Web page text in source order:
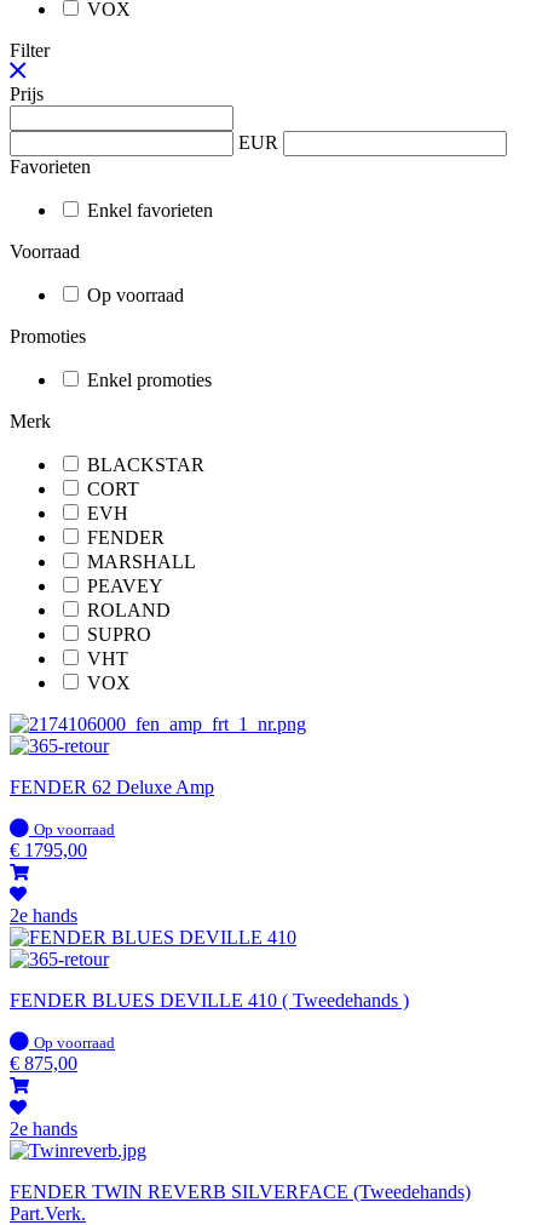
VOX
Filter
Prijs
EUR
Favorieten
Enkel favorieten
Voorraad
Op voorraad
Promoties
Enkel promoties
Merk
BLACKSTAR
CORT
EVH
FENDER
MARSHALL
PEAVEY
ROLAND
SUPRO
VHT
VOX
FENDER 62 Deluxe Amp
Op
voorraad
Op voorraad
€ 1795,00
2e hands
FENDER BLUES DEVILLE 410 ( Tweedehands )
Op
voorraad
Op voorraad
€ 875,00
2e hands
FENDER TWIN REVERB SILVERFACE (Tweedehands)
Part.Verk.